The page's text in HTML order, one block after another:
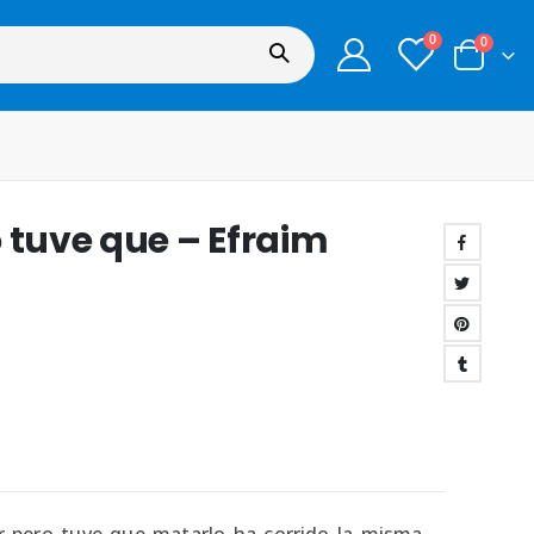
0 0
que – Efraim